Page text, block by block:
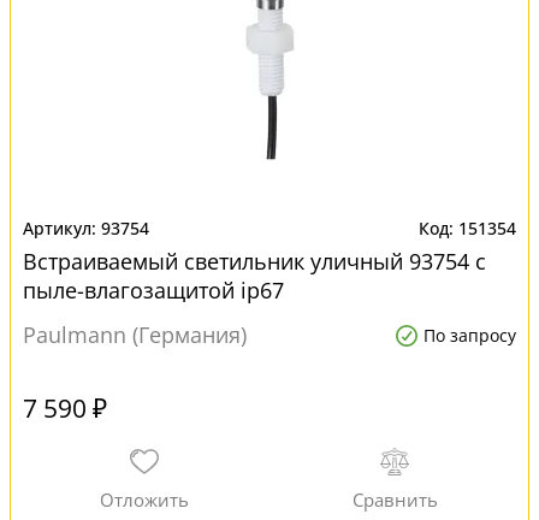
93754 151354
Встраиваемый светильник уличный 93754 с
пыле-влагозащитой ip67
Paulmann (Германия)
По запросу
7 590 ₽